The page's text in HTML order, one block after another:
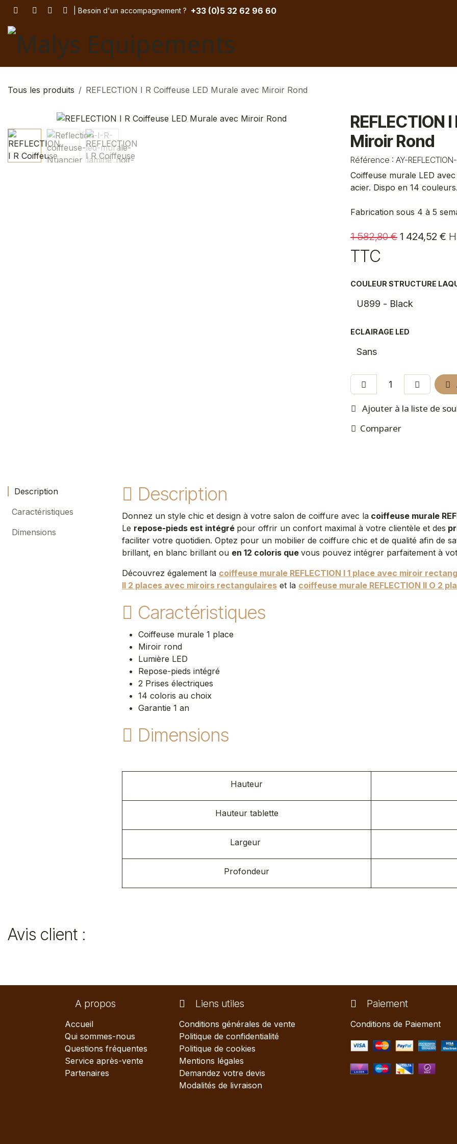
Se rendre au contenu| Besoin d'un accompagnement ? ​ +33 (0)5 32 62 96 60
Tous les produits REFLECTION I R Coiffeuse LED Murale avec Miroir Rond
REFLECTION
Miroir Rond
Référence : AY-
Coiffeuse murale LED
acier. Dispo en 14 couleurs.
Fabrication sous 4 à 5
1 582,80€ 1 424,52 €
TTC
COULEUR STRUCTURE
ECLAIRAGE LED
Ajouter à la liste de
Comparer
Description
Caractéristiques
Dimensions
Description
Donnez un style chic et design à votre salon de coiffure avec la coiffeuse murale
Le repose-pieds est intégré pour offrir un confort maximal à votre clientèle et des
faciliter votre quotidien. Optez pour un mobilier de coiffure chic et de qualité afin de
brillant, en blanc brillant ou en 12 coloris que vous pouvez intégrer parfaitement à
Découvrez également la coiffeuse murale REFLECTION I 1 place avec miroir
II 2 places avec miroirs rectangulaires et la coiffeuse murale REFLECTION II O 2
Caractéristiques
Coiffeuse murale 1 place
Miroir rond
Lumière LED
Repose-pieds intégré
2 Prises électriques
14 coloris au choix
Garantie 1 an
Dimensions
Hauteur
Hauteur tablette
Largeur
Profondeur
Avis client :
A propos
Accueil
Qui sommes-nous
Questions fréquentes
Service après-vente
Partenaires
Liens utiles
Conditions générales de vente
Politique de confidentialité
Politique de cookies
Mentions légales
Demandez votre devis
Modalités de livraison
Paiement
Conditions de Paiement